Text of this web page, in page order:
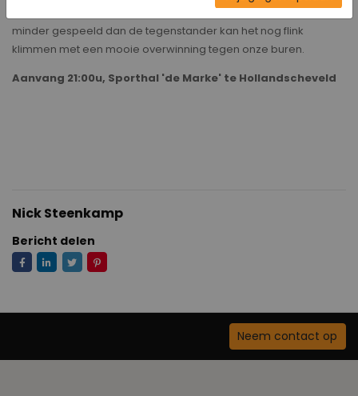
proberen om daar een stokje voor te steken. Met 6 wedstrijden
minder gespeeld dan de tegenstander kan het nog flink
klimmen met een mooie overwinning tegen onze buren.
Aanvang 21:00u, Sporthal 'de Marke' te Hollandscheveld
Nick Steenkamp
Bericht delen
Neem contact op